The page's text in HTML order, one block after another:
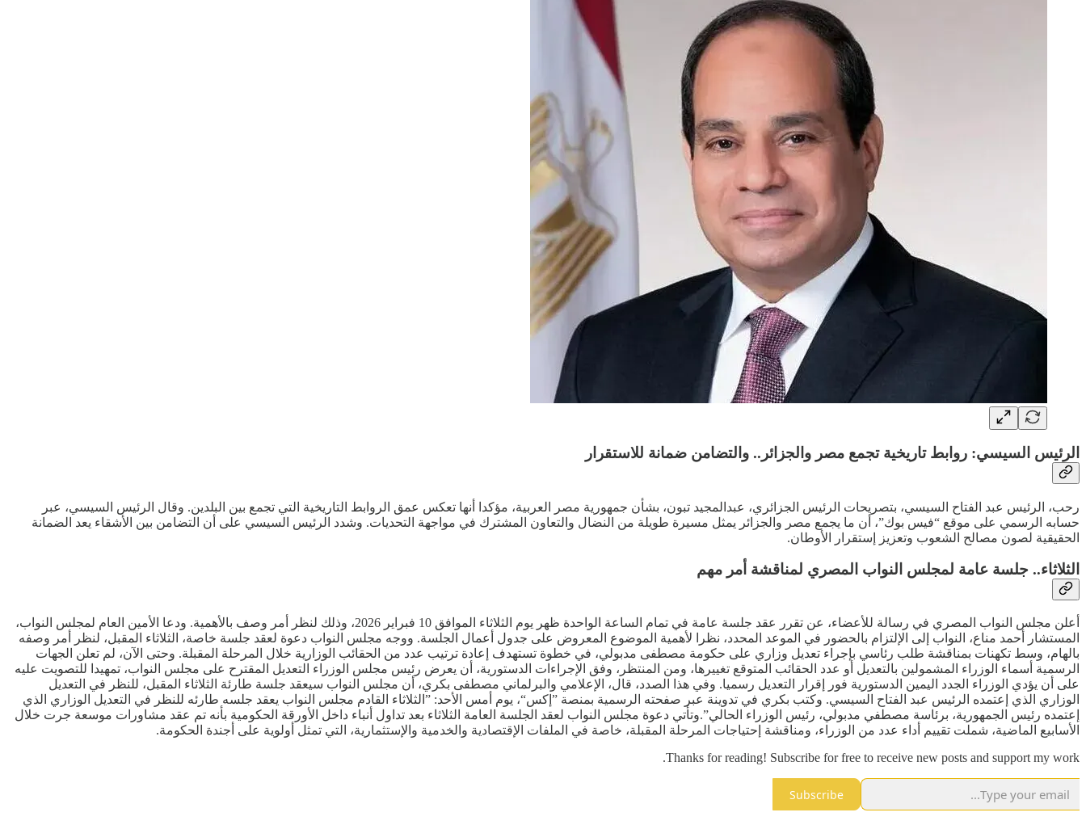
الرئيس السيسي: روابط تاريخية تجمع مصر والجزائر.. والتضامن ضمانة للاستقرار
رحب، الرئيس عبد الفتاح السيسي، بتصريحات الرئيس الجزائري، عبدالمجيد تبون، بشأن جمهورية مصر العربية، مؤكدا أنها تعكس عمق الروابط التاريخية التي تجمع بين البلدين. وقال الرئيس السيسي، عبر
حسابه الرسمي على موقع “فيس بوك”، أن ما يجمع مصر والجزائر يمثل مسيرة طويلة من النضال والتعاون المشترك في مواجهة التحديات. وشدد الرئيس السيسي على أن التضامن بين الأشقاء يعد الضمانة
الحقيقية لصون مصالح الشعوب وتعزيز إستقرار الأوطان.
الثلاثاء.. جلسة عامة لمجلس النواب المصري لمناقشة أمر مهم
أعلن مجلس النواب المصري في رسالة للأعضاء، عن تقرر عقد جلسة عامة في تمام الساعة الواحدة ظهر يوم الثلاثاء الموافق 10 فبراير 2026، وذلك لنظر أمر وصف بالأهمية. ودعا الأمين العام لمجلس النواب،
المستشار أحمد مناع، النواب إلى الإلتزام بالحضور في الموعد المحدد، نظرا لأهمية الموضوع المعروض على جدول أعمال الجلسة. ووجه مجلس النواب دعوة لعقد جلسة خاصة، الثلاثاء المقبل، لنظر أمر وصفه
بالهام، وسط تكهنات بمناقشة طلب رئاسي بإجراء تعديل وزاري على حكومة مصطفى مدبولي، في خطوة تستهدف إعادة ترتيب عدد من الحقائب الوزارية خلال المرحلة المقبلة. وحتى الآن، لم تعلن الجهات
الرسمية أسماء الوزراء المشمولين بالتعديل أو عدد الحقائب المتوقع تغييرها، ومن المنتظر، وفق الإجراءات الدستورية، أن يعرض رئيس مجلس الوزراء التعديل المقترح على مجلس النواب، تمهيدا للتصويت عليه
على أن يؤدي الوزراء الجدد اليمين الدستورية فور إقرار التعديل رسميا. وفي هذا الصدد، قال، الإعلامي والبرلماني مصطفى بكري، أن مجلس النواب سيعقد جلسة طارئة الثلاثاء المقبل، للنظر في التعديل
الوزاري الذي إعتمده الرئيس عبد الفتاح السيسي. وكتب بكري في تدوينة عبر صفحته الرسمية بمنصة ”إكس“، يوم أمس الأحد: ”الثلاثاء القادم مجلس النواب يعقد جلسه طارئه للنظر في التعديل الوزاري الذي
إعتمده رئيس الجمهورية، برئاسة مصطفي مدبولي، رئيس الوزراء الحالي”.وتأتي دعوة مجلس النواب لعقد الجلسة العامة الثلاثاء بعد تداول أنباء داخل الأورقة الحكومية بأنه تم عقد مشاورات موسعة جرت خلال
الأسابيع الماضية، شملت تقييم أداء عدد من الوزراء، ومناقشة إحتياجات المرحلة المقبلة، خاصة في الملفات الإقتصادية والخدمية والإستثمارية، التي تمثل أولوية على أجندة الحكومة.
Thanks for reading! Subscribe for free to receive new posts and support my work.
Subscribe